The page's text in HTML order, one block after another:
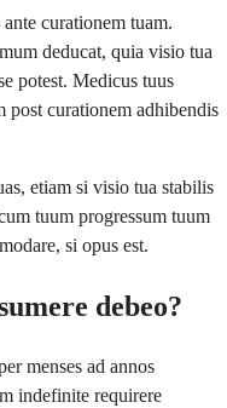
curationem tuam.
deducat, quia visio tua
potest. Medicus tuus
post curationem adhibendis
etiam si visio tua stabilis
tuum progressum tuum
si opus est.
debeo?
menses ad annos
indefinite requirere